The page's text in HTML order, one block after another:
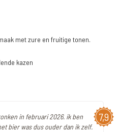
met zure en fruitige tonen.
kazen
7,9
in februari 2026. ik ben
bier was dus ouder dan ik zelf.